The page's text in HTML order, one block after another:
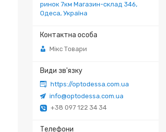
ринок 7км Магазин-склад 346,
Одеса, Україна
Мікс Товари
https://optodessa.com.ua
info@optodessa.com.ua
+38 097 122 34 34